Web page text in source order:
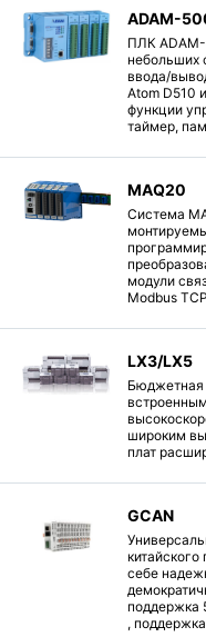
ADAM-
ПЛК
небольших
ввода/
Atom D510
функции
таймер,
ввод/вывод.
MAQ20
Система
модули
Modbus
LX3/LX5
Бюджетная
широким
плат
GCAN
себе
поддержка
,